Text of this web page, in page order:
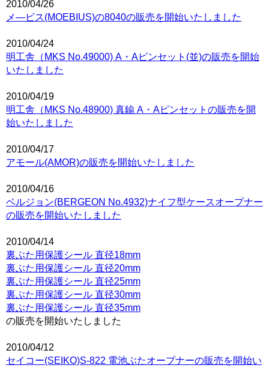
2010/04/26
メ―ビス(MOEBIUS)の8040の販売を開始いたしました
2010/04/24
明工舎（MKS No.49000) A・Aピンセット(並)の販売を開始
いたしました
2010/04/19
明工舎（MKS No.48900) 真鍮 A・Aピンセットの販売を開
始いたしました
2010/04/17
アモール(AMOR)の販売を開始いたしました
2010/04/16
ベルジョン(BERGEON No.4932)ナイフ型ケースオープナー
の販売を開始いたしました
2010/04/14
裏ぶた用保護シール 直径18mm
裏ぶた用保護シール 直径20mm
裏ぶた用保護シール 直径25mm
裏ぶた用保護シール 直径30mm
裏ぶた用保護シール 直径35mm
の販売を開始いたしました
2010/04/12
セイコー(SEIKO)S-822 電池ぶたオープナーの販売を開始い